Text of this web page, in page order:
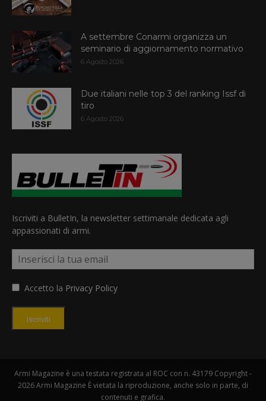
A settembre Conarmi organizza un
seminario di aggiornamento normativo
6 Agosto 2026
Due italiani nelle top 3 del ranking Issf di
tiro
6 Agosto 2026
Iscriviti a BulletIn, la newsletter settimanale dedicata agli
appassionati di armi.
Accetto la Privacy Policy
Iscriviti
Armi Magazine è una testata registrata al ROC con n. 43179 Copyright -
2026 Armi Magazine È vietata la riproduzione, anche solo in parte, di
contenuti e grafica.